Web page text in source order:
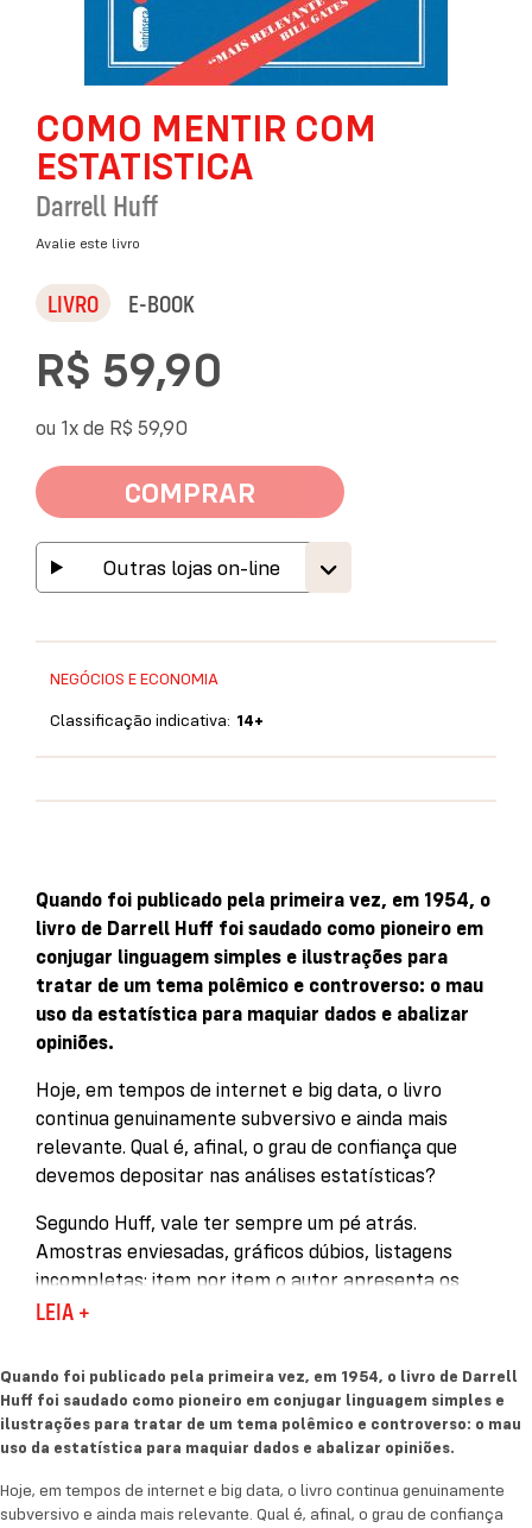
Galeria
COMO MENTIR COM
ESTATISTICA
Darrell Huff
Avalie este livro
LIVRO E-BOOK
COMPRAR
R$ 59,90
ou 1x de R$ 59,90
Outras lojas on-line
NEGÓCIOS E ECONOMIA
Classificação indicativa: 14+
Quando foi publicado pela primeira vez, em 1954, o
livro de Darrell Huff foi saudado como pioneiro em
conjugar linguagem simples e ilustrações para
tratar de um tema polêmico e controverso: o mau
uso da estatística para maquiar dados e abalizar
opiniões.
Hoje, em tempos de internet e big data, o livro
continua genuinamente subversivo e ainda mais
relevante. Qual é, afinal, o grau de confiança que
devemos depositar nas análises estatísticas?
Segundo Huff, vale ter sempre um pé atrás.
Amostras enviesadas, gráficos dúbios, listagens
incompletas: item por item o autor apresenta os
vilões da interpretação de dados. Em um capítulo,
matematicamente corretos, podem não
representar em nada a realidade. Em outro, vemos
que uma mesma projeção pode mostrar um futuro
positivo ou alarmante, dependendo da amplitude de
dados que ela cobre. O livro termina com um
brilhante passo a passo para o leitor aprender a
LEIA +
Quando foi publicado pela primeira vez, em 1954, o livro de Darrell
Huff foi saudado como pioneiro em conjugar linguagem simples e
ilustrações para tratar de um tema polêmico e controverso: o mau
uso da estatística para maquiar dados e abalizar opiniões.
Hoje, em tempos de internet e big data, o livro continua genuinamente
subversivo e ainda mais relevante. Qual é, afinal, o grau de confiança